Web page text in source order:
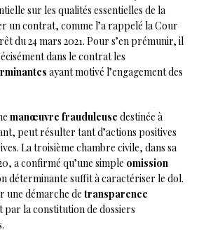
sur les qualités essentielles de la
un contrat, comme l’a rappelé la Cour
du 24 mars 2021. Pour s’en prémunir, il
dans le contrat les
ayant motivé l’engagement des
manœuvre frauduleuse destinée à
peut résulter tant d’actions positives
La troisième chambre civile, dans sa
a confirmé qu’une simple omission
déterminante suffit à caractériser le dol.
une démarche de transparence
par la constitution de dossiers